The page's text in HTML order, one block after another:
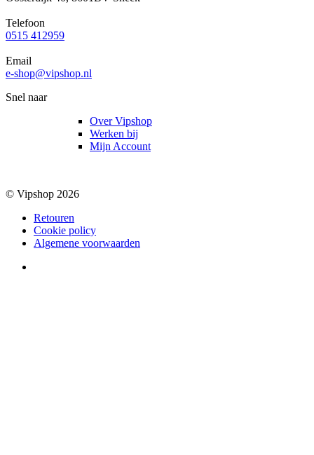
Telefoon
0515 412959
Email
e-shop@vipshop.nl
Snel naar
Over Vipshop
Werken bij
Mijn Account
© Vipshop 2026
Retouren
Cookie policy
Algemene voorwaarden